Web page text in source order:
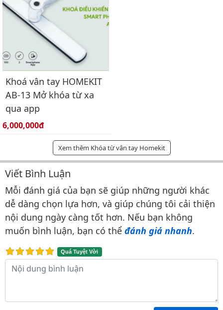
Khoá vân tay HOMEKIT
AB-13 Mở khóa từ xa
qua app
Giá bán:
6,000,000đ
Xem thêm Khóa từ vân tay Homekit
Bình luận & Đánh giá
Viết Bình Luận
Mỗi đánh giá của bạn sẽ giúp những người khác
dễ dàng chọn lựa hơn, và giúp chúng tôi cải thiện
nội dung ngày càng tốt hơn. Nếu bạn không
muốn bình luận, bạn có thể đánh giá nhanh.
Quá Tuyệt Vời
Nội dung bình luận